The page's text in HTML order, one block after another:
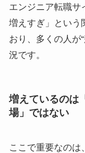
エンジニア転職サ
増えすぎ」という
おり、多くの人が
況です。
増えているのは
場」ではない
ここで重要なのは、